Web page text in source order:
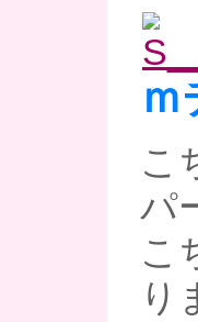
こ
パ
こ
り